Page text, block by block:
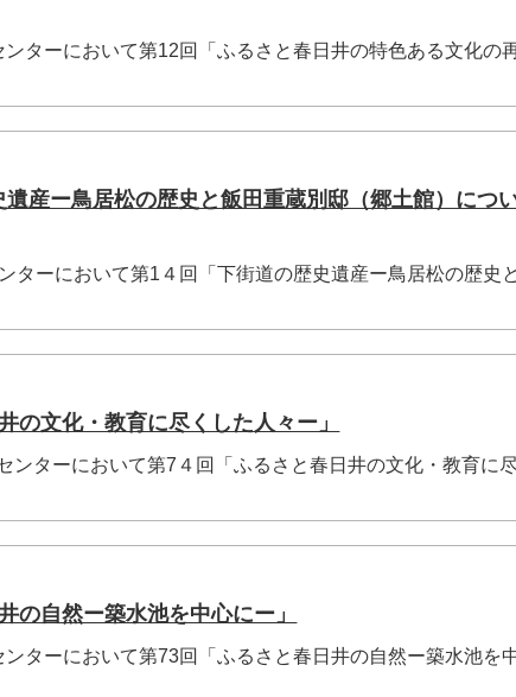
ターにおいて第12回「ふるさと春日井の特色ある文化の
産ー鳥居松の歴史と飯田重蔵別邸（郷土館）につ
ターにおいて第1４回「下街道の歴史遺産ー鳥居松の歴史
の文化・教育に尽くした人々ー」
ンターにおいて第7４回「ふるさと春日井の文化・教育に
の自然ー築水池を中心にー」
ターにおいて第73回「ふるさと春日井の自然ー築水池を